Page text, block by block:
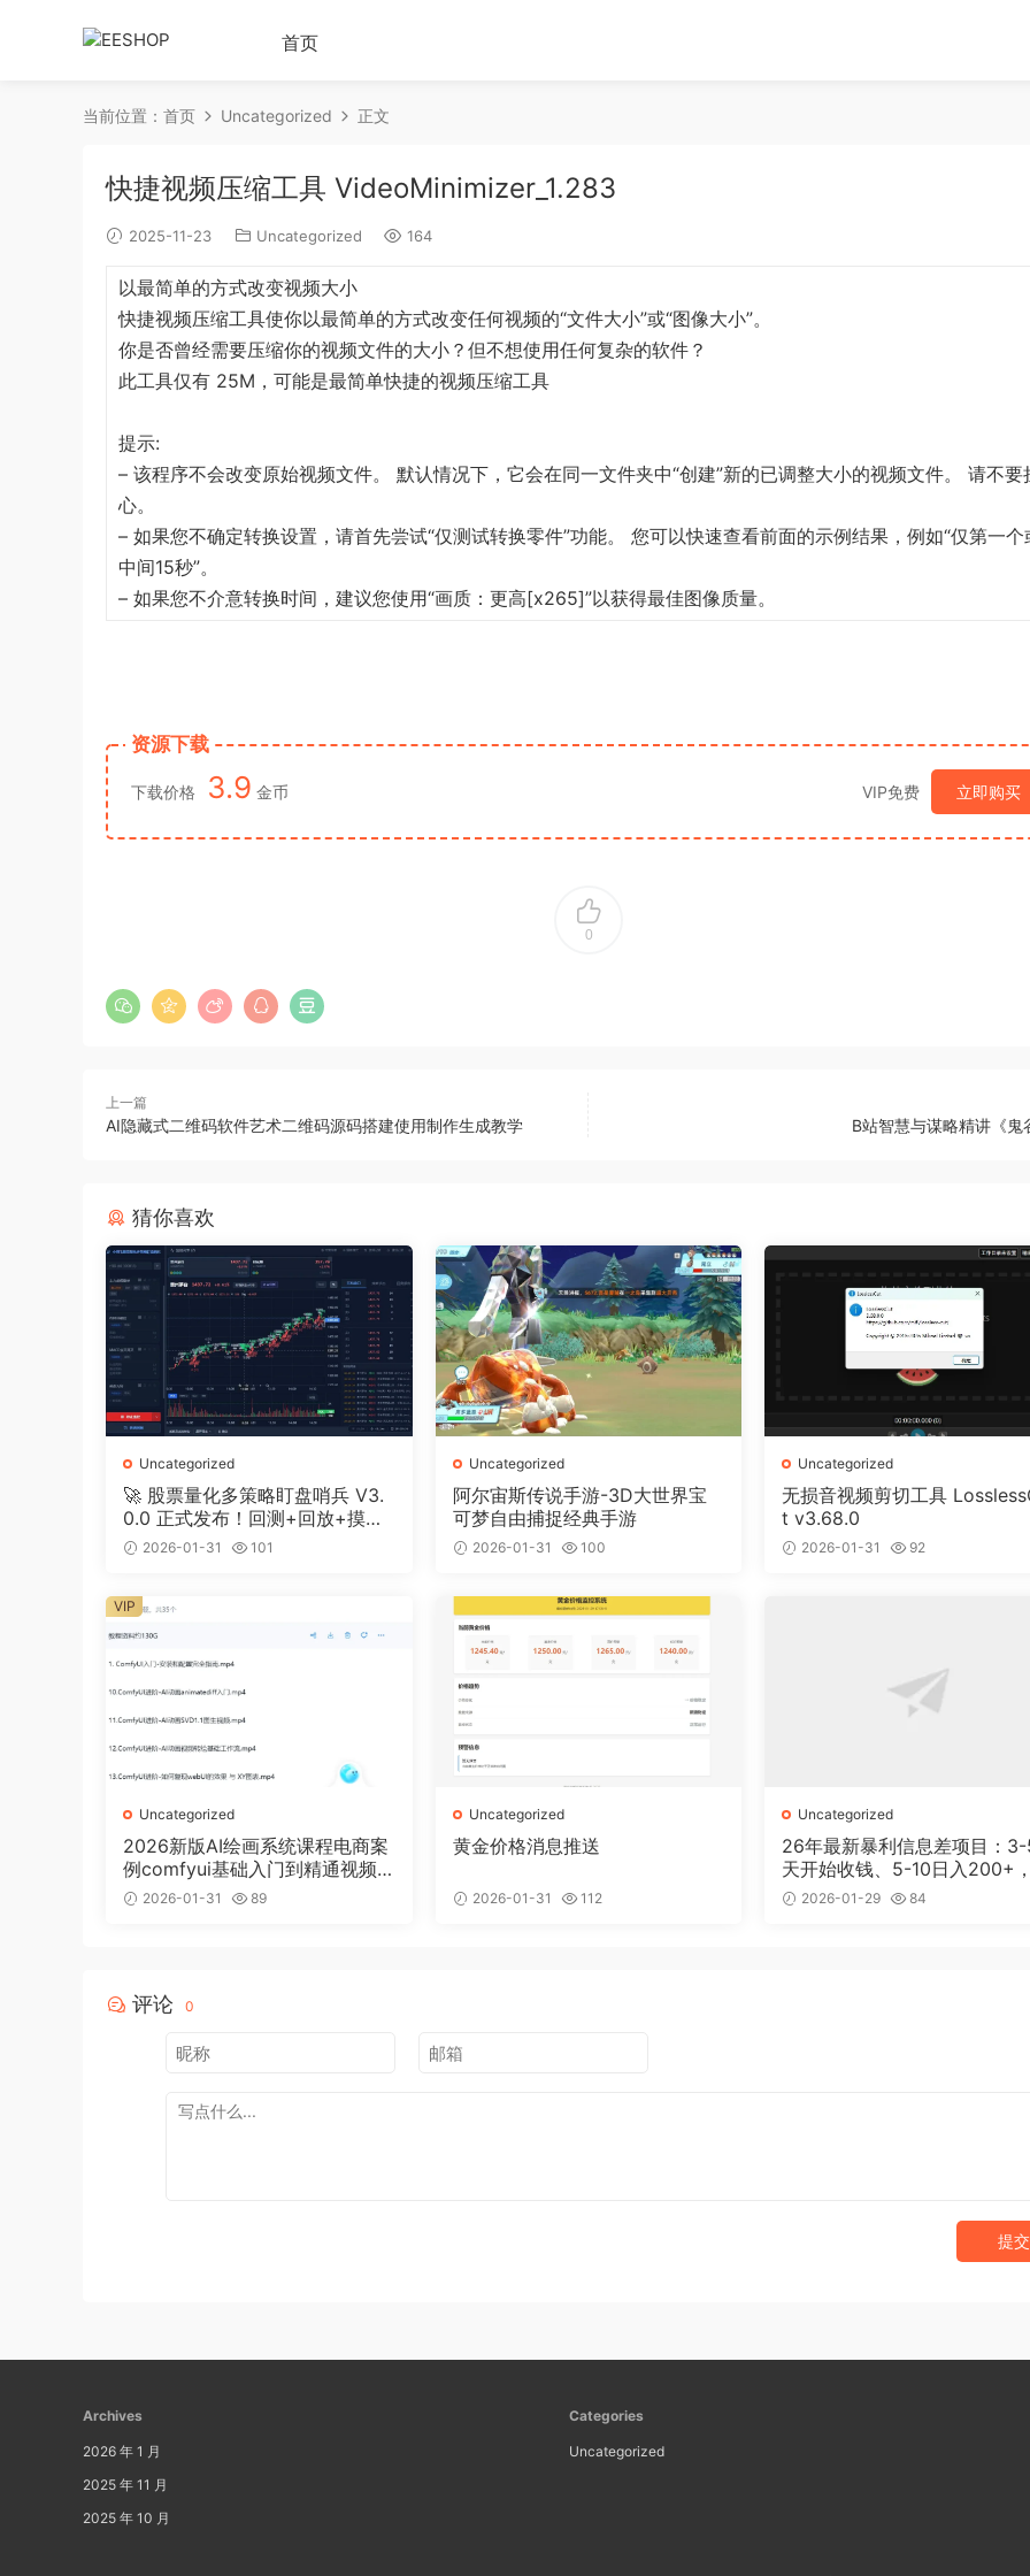
首页
当前位置： 首页 Uncategorized 正文
快捷视频压缩工具 VideoMinimizer_1.283
2025-11-23 Uncategorized 164
以最简单的方式改变视频大小
快捷视频压缩工具使你以最简单的方式改变任何视频的“文件大小”或“图像大小”。
你是否曾经需要压缩你的视频文件的大小？但不想使用任何复杂的软件？
此工具仅有 25M，可能是最简单快捷的视频压缩工具
提示:
– 该程序不会改变原始视频文件。 默认情况下，它会在同一文件夹中“创建”新的已调整大小的视频文件。 请不要
心。
– 如果您不确定转换设置，请首先尝试“仅测试转换零件”功能。 您可以快速查看前面的示例结果，例如“仅第一个
中间15秒”。
– 如果您不介意转换时间，建议您使用“画质：更高[x265]”以获得最佳图像质量。
资源下载
下载价格 3.9 金币 VIP免费 立即购买
0
上一篇
AI隐藏式二维码软件艺术二维码源码搭建使用制作生成教学 B站智慧与谋略精讲《鬼
猜你喜欢
Uncategorized
🚀 股票量化多策略盯盘哨兵 V3.
0.0 正式发布！回测+回放+摸鱼
全搞定
2026-01-31 101
Uncategorized
阿尔宙斯传说手游-3D大世界宝
可梦自由捕捉经典手游
2026-01-31 100
Uncategorized
无损音视频剪切工具
t v3.68.0
2026-01-31 92
Uncategorized
2026新版AI绘画系统课程电商案
例comfyui基础入门到精通视频
教程2026-01-31 89
VIP
Uncategorized
黄金价格消息推送
2026-01-31 112
Uncategorized
26年最新暴利信息差项目：
天开始收钱、5-10日入200+
天后稳定300+，0门槛
2026-01-29 84
评论 0
提交
Archives
2026 年 1 月
2025 年 11 月
2025 年 10 月
Categories
Uncategorized